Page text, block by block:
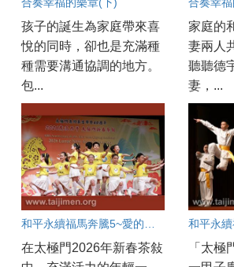
孩子的誕生為家庭帶來喜
悅的同時，卻也是充滿種
種需要溝通協調的地方。
包...
家庭的
妻兩人
聽聽德
妻，...
在太極門2026年新春茶敍
「太極